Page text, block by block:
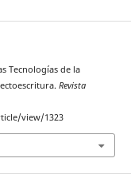
Tecnologías de la
Revista
view/1323